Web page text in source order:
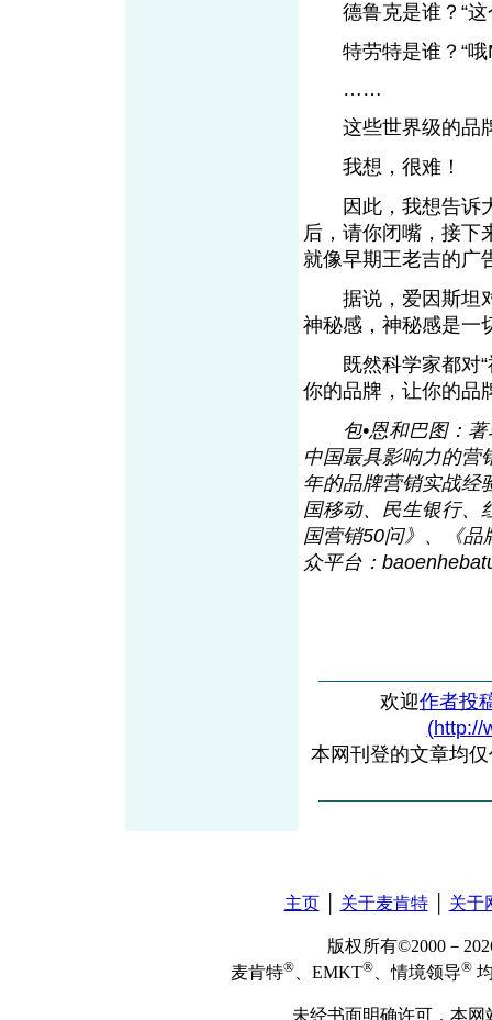
德鲁克是谁？“这
特劳特是谁？“哦
……
这些世界级的品牌
我想，很难！
因此，我想告诉大
后，请你闭嘴，接下
就像早期王老吉的广
据说，爱因斯坦对
神秘感，神秘感是一
既然科学家都对“
你的品牌，让你的品
包•恩和巴图：
中国最具影响力的营
年的品牌营销实战经
国移动、民生银行、
国营销50问》、《品
众平台：
欢迎作者投
(http://
本网刊登的文章均
主页│ 关于麦肯特│ 关于
版权所有©2000－
麦肯特® 、EMKT® 、情境领导®
未经书面明确许可，本